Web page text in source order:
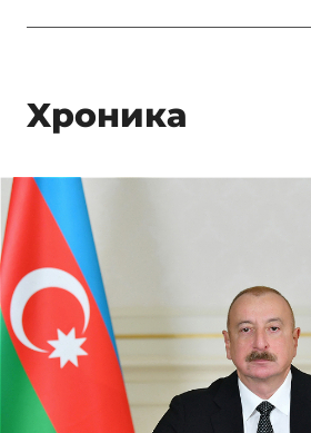
Xроника